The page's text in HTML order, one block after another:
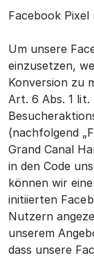
Facebook Pixel
Um unsere
einzusetzen,
Konversion zu
Art. 6 Abs. 1 lit.
(nachfolgend
Grand Canal
in den Code
können wir
initiierten
Nutzern
unserem
dass unsere